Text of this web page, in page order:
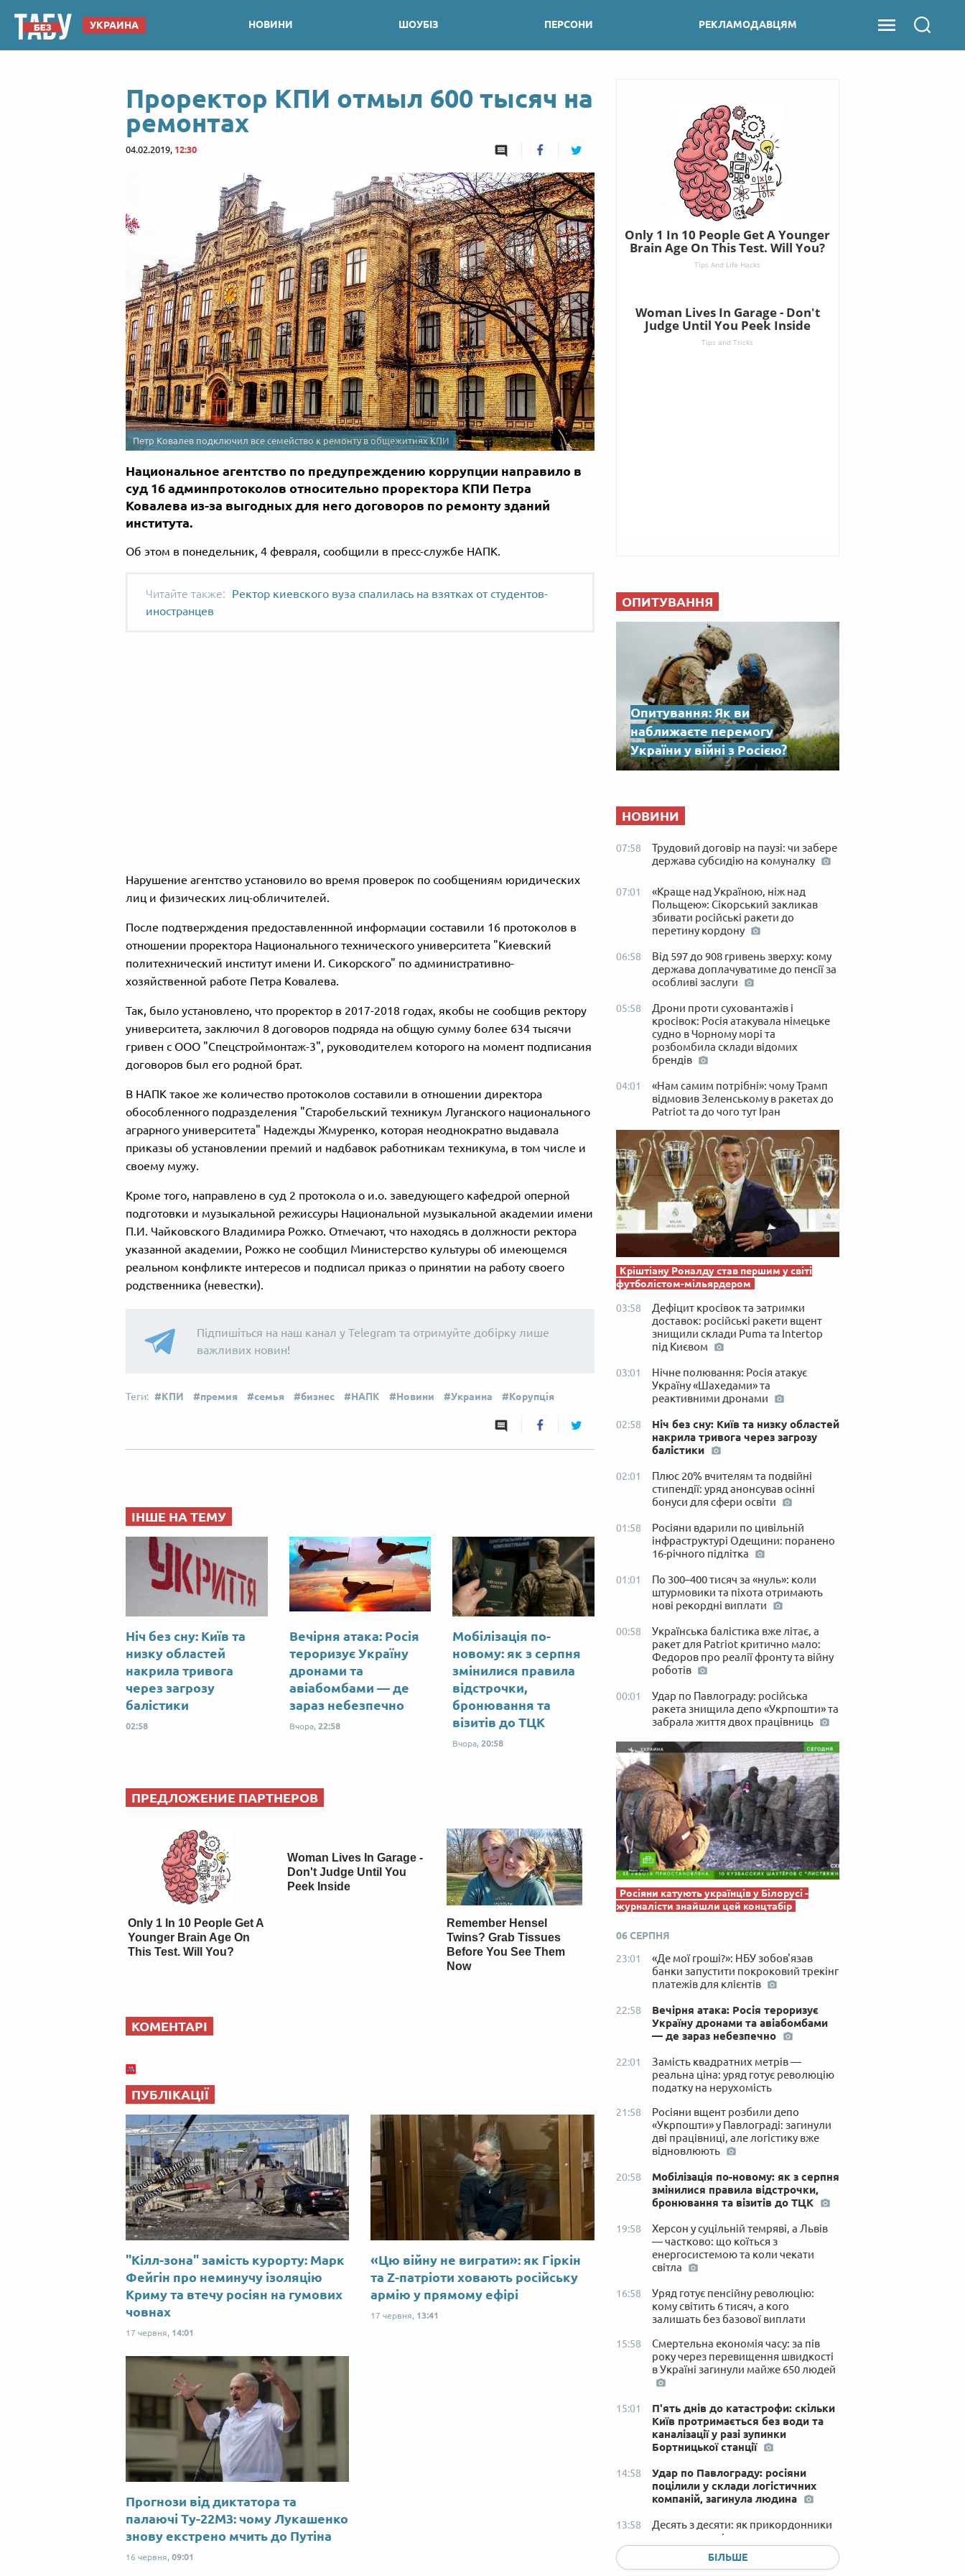
УКРАИНА НОВИНИ ШОУБІЗ ПЕРСОНИ РЕКЛАМОДАВЦЯМ
Проректор КПИ отмыл 600 тысяч на
ремонтах
04.02.2019, 12:30
Петр Ковалев подключил все семейство к ремонту в общежитиях КПИ
Национальное агентство по предупреждению коррупции направило в
суд 16 админпротоколов относительно проректора КПИ Петра
Ковалева из-за выгодных для него договоров по ремонту зданий
института.
Об этом в понедельник, 4 февраля, сообщили в пресс-службе НАПК.
Ректор киевского вуза спалилась на взятках от студентов-
иностранцев
Нарушение агентство установило во время проверок по сообщениям юридических
лиц и физических лиц-обличителей.
После подтверждения предоставленнной информации составили 16 протоколов в
отношении проректора Национального технического университета "Киевский
политехнический институт имени И. Сикорского" по административно-
хозяйственной работе Петра Ковалева.
Так, было установлено, что проректор в 2017-2018 годах, якобы не сообщив ректору
университета, заключил 8 договоров подряда на общую сумму более 634 тысячи
гривен с ООО "Спецстроймонтаж-3", руководителем которого на момент подписания
договоров был его родной брат.
В НАПК такое же количество протоколов составили в отношении директора
обособленного подразделения "Старобельский техникум Луганского национального
аграрного университета" Надежды Жмуренко, которая неоднократно выдавала
приказы об установлении премий и надбавок работникам техникума, в том числе и
своему мужу.
Кроме того, направлено в суд 2 протокола о и.о. заведующего кафедрой оперной
подготовки и музыкальной режиссуры Национальной музыкальной академии имени
П.И. Чайковского Владимира Рожко. Отмечают, что находясь в должности ректора
указанной академии, Рожко не сообщил Министерство культуры об имеющемся
реальном конфликте интересов и подписал приказ о принятии на работу своего
родственника (невестки).
Підпишіться на наш канал у Telegram та отримуйте добірку лише
важливих новин!
КПИ премия семья бизнес НАПК Новини Украина Корупція
ІНШЕ НА ТЕМУ
Ніч без сну: Київ та
низку областей
накрила тривога
через загрозу
балістики
02:58
Вечірня атака: Росія
тероризує Україну
дронами та
авіабомбами — де
зараз небезпечно
Вчора, 22:58
Мобілізація по-
новому: як з серпня
змінилися правила
відстрочки,
бронювання та
візитів до ТЦК
Вчора, 20:58
ПРЕДЛОЖЕНИЕ ПАРТНЕРОВ
Only 1 In 10 People Get A
Younger Brain Age On
This Test. Will You?
Woman Lives In Garage -
Don't Judge Until You
Peek Inside
Remember Hensel
Twins? Grab Tissues
Before You See Them
Now
КОМЕНТАРІ
ПУБЛІКАЦІЇ
"Кілл-зона" замість курорту: Марк
Фейгін про неминучу ізоляцію
Криму та втечу росіян на гумових
човнах
17 червня, 14:01
«Цю війну не виграти»: як Гіркін
та Z-патріоти ховають російську
армію у прямому ефірі
17 червня, 13:41
Прогнози від диктатора та
палаючі Ту-22М3: чому Лукашенко
знову екстрено мчить до Путіна
16 червня, 09:01
ОПИТУВАННЯ
Опитування: Як ви
наближаєте перемогу
України у війні з Росією?
НОВИНИ
07:58
Трудовий договір на паузі: чи забере
держава субсидію на комуналку
07:01
«Краще над Україною, ніж над
Польщею»: Сікорський закликав
збивати російські ракети до
перетину кордону
06:58
Від 597 до 908 гривень зверху: кому
держава доплачуватиме до пенсії за
особливі заслуги
05:58
Дрони проти суховантажів і
кросівок: Росія атакувала німецьке
судно в Чорному морі та
розбомбила склади відомих
брендів
04:01
«Нам самим потрібні»: чому Трамп
відмовив Зеленському в ракетах до
Patriot та до чого тут Іран
Кріштіану Роналду став першим у світі
футболістом-мільярдером
03:58
Дефіцит кросівок та затримки
доставок: російські ракети вщент
знищили склади Puma та Intertop
під Києвом
03:01
Нічне полювання: Росія атакує
Україну «Шахедами» та
реактивними дронами
02:58
Ніч без сну: Київ та низку областей
накрила тривога через загрозу
балістики
02:01
Плюс 20% вчителям та подвійні
стипендії: уряд анонсував осінні
бонуси для сфери освіти
01:58
Росіяни вдарили по цивільній
інфраструктурі Одещини: поранено
16-річного підлітка
01:01
По 300–400 тисяч за «нуль»: коли
штурмовики та піхота отримають
нові рекордні виплати
00:58
Українська балістика вже літає, а
ракет для Patriot критично мало:
Федоров про реалії фронту та війну
роботів
00:01
Удар по Павлограду: російська
ракета знищила депо «Укрпошти» та
забрала життя двох працівниць
Росіяни катують українців у Білорусі -
журналісти знайшли цей концтабір
06 СЕРПНЯ
23:01
«Де мої гроші?»: НБУ зобов'язав
банки запустити покроковий трекінг
платежів для клієнтів
22:58
Вечірня атака: Росія тероризує
Україну дронами та авіабомбами
— де зараз небезпечно
22:01
Замість квадратних метрів —
реальна ціна: уряд готує революцію
податку на нерухомість
21:58
Росіяни вщент розбили депо
«Укрпошти» у Павлограді: загинули
дві працівниці, але логістику вже
відновлюють
20:58
Мобілізація по-новому: як з серпня
змінилися правила відстрочки,
бронювання та візитів до ТЦК
19:58
Херсон у суцільній темряві, а Львів
— частково: що коїться з
енергосистемою та коли чекати
світла
16:58
Уряд готує пенсійну революцію:
кому світить 6 тисяч, а кого
залишать без базової виплати
15:58
Смертельна економія часу: за пів
року через перевищення швидкості
в Україні загинули майже 650 людей
15:01
П'ять днів до катастрофи: скільки
Київ протримається без води та
каналізації у разі зупинки
Бортницької станції
14:58
Удар по Павлограду: росіяни
поцілили у склади логістичних
компаній, загинула людина
13:58
Десять з десяти: як прикордонники
влаштували нічне полювання на
БІЛЬШЕ